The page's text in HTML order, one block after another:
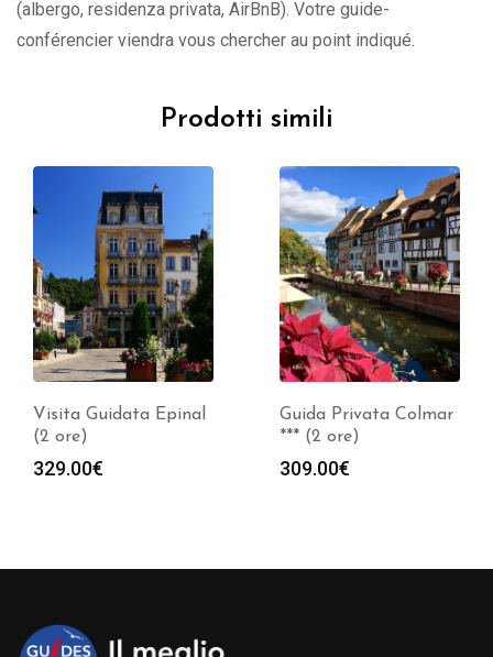
(albergo, residenza privata, AirBnB). Votre guide-
conférencier viendra vous chercher au point indiqué.
Prodotti simili
Guida Privata Colmar
*** (2 ore)
309.00€
Visita Guidata Troyes
(2 ore)
329.00€